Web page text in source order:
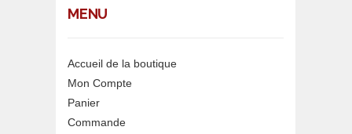
MENU
Accueil de la boutique
Mon Compte
Panier
Commande